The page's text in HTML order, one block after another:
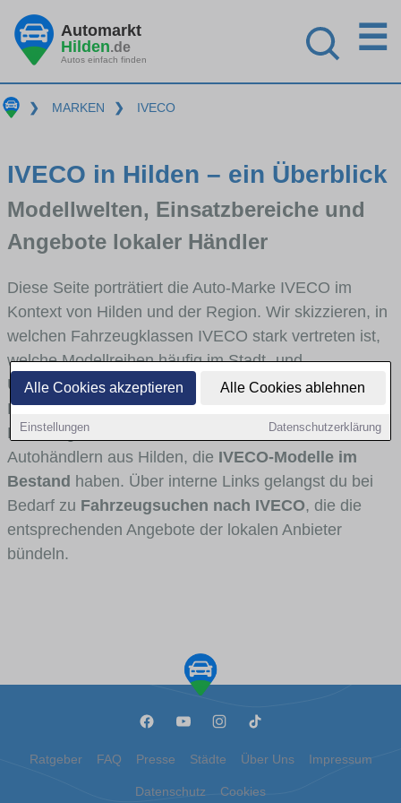
Alle Cookies akzeptieren Alle Cookies ablehnen
Einstellungen Datenschutzerklärung
Automarkt
Hilden.de
Autos einfach finden
☰
❯ MARKEN ❯ IVECO
IVECO in Hilden – ein Überblick
Modellwelten, Einsatzbereiche und
Angebote lokaler Händler
Diese Seite porträtiert die Auto-Marke IVECO im
Kontext von Hilden und der Region. Wir skizzieren, in
welchen Fahrzeugklassen IVECO stark vertreten ist,
welche Modellreihen häufig im Stadt- und
Umlandverkehr zu sehen sind und für welche
Fahrertypen die Marke interessant ist. Viele
Fahrzeuge stammen von Autohäusern und
Autohändlern aus Hilden, die IVECO-Modelle im
Bestand haben. Über interne Links gelangst du bei
Bedarf zu Fahrzeugsuchen nach IVECO, die die
entsprechenden Angebote der lokalen Anbieter
bündeln.
Ratgeber FAQ Presse Städte Über Uns Impressum
Datenschutz Cookies